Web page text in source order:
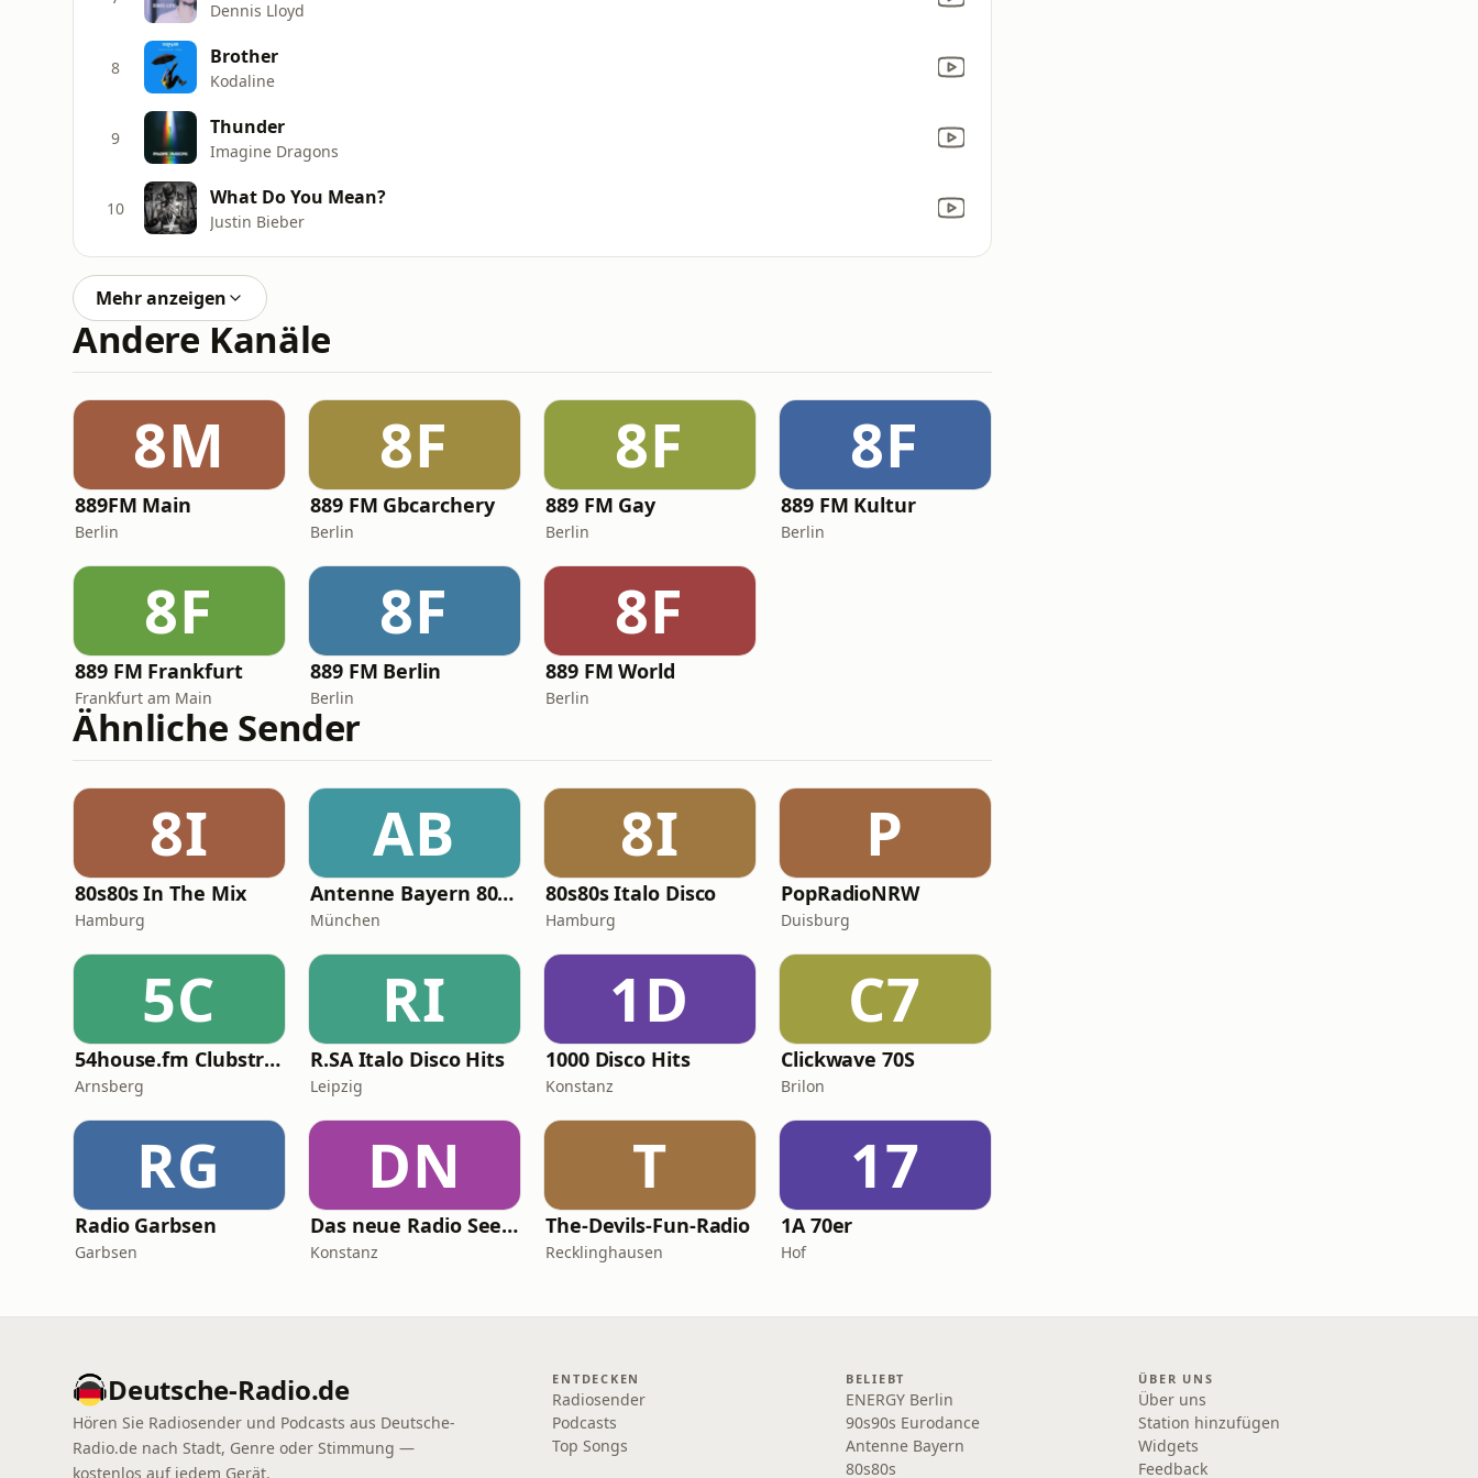
Dennis Lloyd
8 Brother
Kodaline
9 Thunder
Imagine Dragons
10 What Do You Mean?
Justin Bieber
Mehr anzeigen
Andere Kanäle
8M
889FM Main
Berlin
8F
889 FM Gbcarchery
Berlin
8F
889 FM Gay
Berlin
8F
889 FM Kultur
Berlin
8F
889 FM Frankfurt
Frankfurt am Main
8F
889 FM Berlin
Berlin
8F
889 FM World
Berlin
Ähnliche Sender
8I
80s80s In The Mix
Hamburg
AB
Antenne Bayern 80er Disco Hits
München
8I
80s80s Italo Disco
Hamburg
P
PopRadioNRW
Duisburg
5C
54house.fm Clubstream
Arnsberg
RI
R.SA Italo Disco Hits
Leipzig
1D
1000 Disco Hits
Konstanz
C7
Clickwave 70S
Brilon
RG
Radio Garbsen
Garbsen
DN
Das neue Radio Seefunk Disco
Konstanz
T
The-Devils-Fun-Radio
Recklinghausen
17
1A 70er
Hof
Deutsche-Radio.de
Hören Sie Radiosender und Podcasts aus Deutsche-
Radio.de nach Stadt, Genre oder Stimmung —
kostenlos auf jedem Gerät.
ENTDECKEN
Radiosender
Podcasts
Top Songs
BELIEBT
ENERGY Berlin
90s90s Eurodance
Antenne Bayern
80s80s
ÜBER UNS
Über uns
Station hinzufügen
Widgets
Feedback